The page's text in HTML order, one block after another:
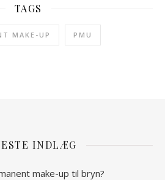
TAGS
MAKE-UP PMU
INDLÆG
make-up til bryn?